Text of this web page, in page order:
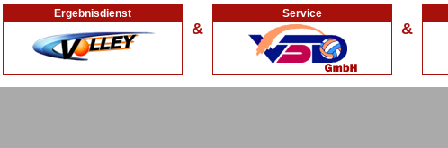
Ergebnisdienst
&
Service
&